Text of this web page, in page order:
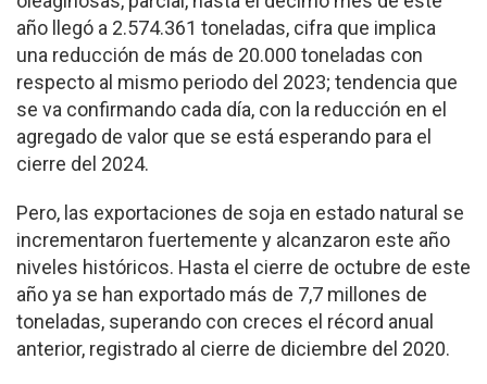
año llegó a 2.574.361 toneladas, cifra que implica
una reducción de más de 20.000 toneladas con
respecto al mismo periodo del 2023; tendencia que
se va confirmando cada día, con la reducción en el
agregado de valor que se está esperando para el
cierre del 2024.
Pero, las exportaciones de soja en estado natural se
incrementaron fuertemente y alcanzaron este año
niveles históricos. Hasta el cierre de octubre de este
año ya se han exportado más de 7,7 millones de
toneladas, superando con creces el récord anual
anterior, registrado al cierre de diciembre del 2020.